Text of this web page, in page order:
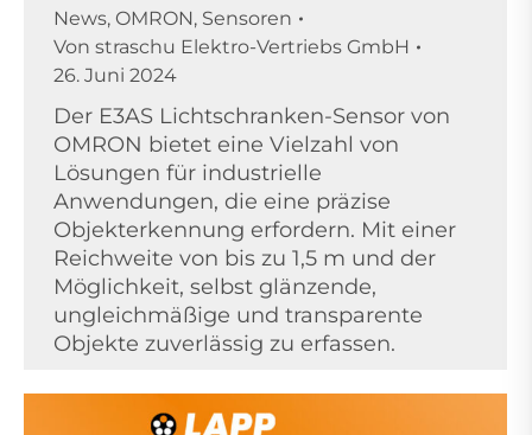
News, OMRON, Sensoren
Von straschu Elektro-Vertriebs GmbH
26. Juni 2024
Der E3AS Lichtschranken-Sensor von
OMRON bietet eine Vielzahl von
Lösungen für industrielle
Anwendungen, die eine präzise
Objekterkennung erfordern. Mit einer
Reichweite von bis zu 1,5 m und der
Möglichkeit, selbst glänzende,
ungleichmäßige und transparente
Objekte zuverlässig zu erfassen.